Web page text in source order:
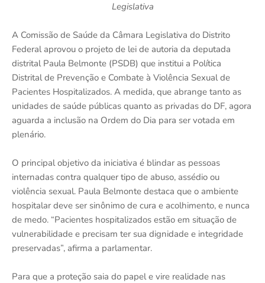
Legislativa
A Comissão de Saúde da Câmara Legislativa do Distrito
Federal aprovou o projeto de lei de autoria da deputada
distrital Paula Belmonte (PSDB) que institui a Política
Distrital de Prevenção e Combate à Violência Sexual de
Pacientes Hospitalizados. A medida, que abrange tanto as
unidades de saúde públicas quanto as privadas do DF, agora
aguarda a inclusão na Ordem do Dia para ser votada em
plenário.
O principal objetivo da iniciativa é blindar as pessoas
internadas contra qualquer tipo de abuso, assédio ou
violência sexual. Paula Belmonte destaca que o ambiente
hospitalar deve ser sinônimo de cura e acolhimento, e nunca
de medo. “Pacientes hospitalizados estão em situação de
vulnerabilidade e precisam ter sua dignidade e integridade
preservadas”, afirma a parlamentar.
Para que a proteção saia do papel e vire realidade nas